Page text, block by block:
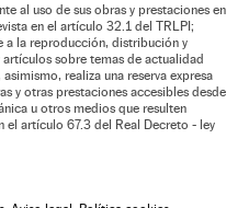
al uso de sus obras y prestaciones en
en el artículo 32.1 del TRLPI;
a la reproducción, distribución y
sobre temas de actualidad
realiza una reserva expresa
y otras prestaciones accesibles desde
u otros medios que resulten
artículo 67.3 del Real Decreto - ley